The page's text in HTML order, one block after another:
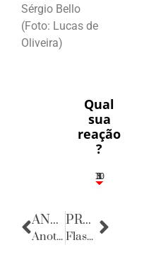
Sérgio Bello
(Foto: Lucas de
Oliveira)
Qual
sua
reação
?
5
1
1
3
10
ANTERIOR
Anotações do Cotidiano
PRÓXIMA
Flashes